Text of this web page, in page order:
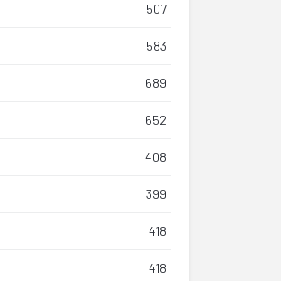
507
583
689
652
408
399
418
418